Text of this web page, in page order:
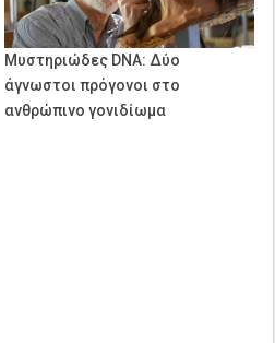
Μυστηριώδες DNA: Δύο
άγνωστοι πρόγονοι στο
ανθρώπινο γονιδίωμα